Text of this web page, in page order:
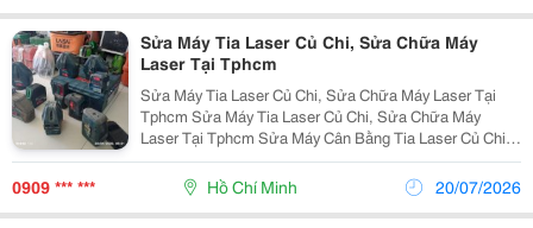
Sửa Máy Tia Laser Củ Chi, Sửa Chữa Máy
Laser Tại Tphcm
Sửa Máy Tia Laser Củ Chi, Sửa Chữa Máy Laser Tại
Tphcm Sửa Máy Tia Laser Củ Chi, Sửa Chữa Máy
Laser Tại Tphcm Sửa Máy Cân Bằng Tia Laser Củ Chi
Nhận Sửa Chữa Máy Cân Bằng Laser Củ Chi Sửa Chữa
Máy Laser Củ Chi Sửa Chữa Máy Laser Bosch ...
0909 *** *** Hồ Chí Minh 20/07/2026